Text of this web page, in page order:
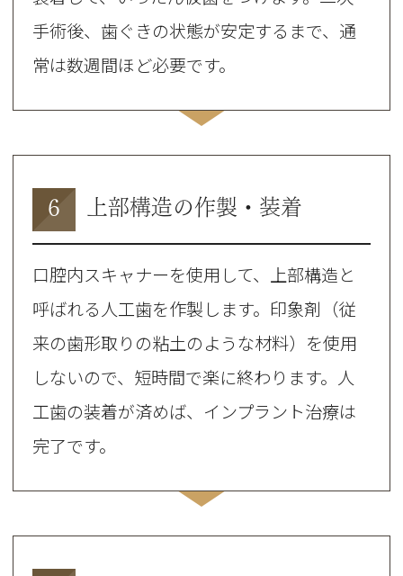
手術後、歯ぐきの状態が安定するまで、通
常は数週間ほど必要です。
6 上部構造の作製・装着
口腔内スキャナーを使用して、上部構造と
呼ばれる人工歯を作製します。印象剤（従
来の歯形取りの粘土のような材料）を使用
しないので、短時間で楽に終わります。人
工歯の装着が済めば、インプラント治療は
完了です。